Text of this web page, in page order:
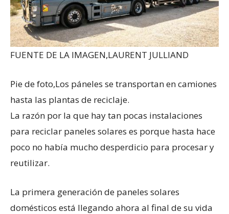
FUENTE DE LA IMAGEN,LAURENT JULLIAND
Pie de foto,Los páneles se transportan en camiones
hasta las plantas de reciclaje.
La razón por la que hay tan pocas instalaciones
para reciclar paneles solares es porque hasta hace
poco no había mucho desperdicio para procesar y
reutilizar.
La primera generación de paneles solares
domésticos está llegando ahora al final de su vida